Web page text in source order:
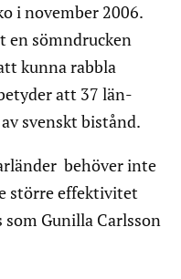
i november 2006.
en sömndrucken
kunna rabbla
att 37 län-
svenskt bistånd.
behöver inte
större effektivitet
Gunilla Carlsson